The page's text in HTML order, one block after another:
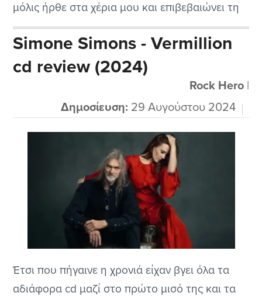
μόλις ήρθε στα χέρια μου και επιβεβαιώνει τη
μετάβασή της από μια από τις κορυφαίες
εκπροσώπους του symphonic metal σε μια από
τις πιο ενδιαφέρουσες προσωπικότητες της
σύγχρονης μουσικής σκηνής μαζί με τις άλλες
αξιόλογες...
Simone Simons - Vermillion
cd review (2024)
Rock Hero|
Δημοσίευση: 29 Αυγούστου 2024
Έτσι που πήγαινε η χρονιά είχαν βγει όλα τα
αδιάφορα cd μαζί στο πρώτο μισό της και τα